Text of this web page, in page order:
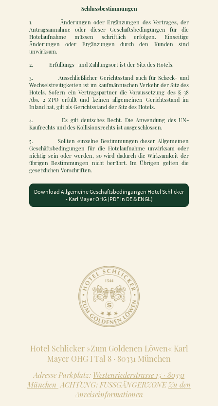
Schlussbestimmungen
1. Änderungen oder Ergänzungen des Vertrages, der
Antragsannahme oder dieser Geschäftsbedingungen für die
Hotelaufnahme müssen schriftlich erfolgen. Einseitige
Änderungen oder Ergänzungen durch den Kunden sind
unwirksam.
2. Erfüllungs- und Zahlungsort ist der Sitz des Hotels.
3. Ausschließlicher Gerichtsstand auch für Scheck- und
Wechselstreitigkeiten ist im kaufmännischen Verkehr der Sitz des
Hotels. Sofern ein Vertragspartner die Voraussetzung des § 38
Abs. 2 ZPO erfüllt und keinen allgemeinen Gerichtsstand im
Inland hat, gilt als Gerichtsstand der Sitz des Hotels.
4. Es gilt deutsches Recht. Die Anwendung des UN-
Kaufrechts und des Kollisionsrechts ist ausgeschlossen.
5. Sollten einzelne Bestimmungen dieser Allgemeinen
Geschäftsbedingungen für die Hotelaufnahme unwirksam oder
nichtig sein oder werden, so wird dadurch die Wirksamkeit der
übrigen Bestimmungen nicht berührt. Im Übrigen gelten die
gesetzlichen Vorschriften.
Download Allgemeine Geschäftsbedingungen Hotel Schlicker
- Karl Mayer OHG (PDF in DE & ENGL)
Hotel Schlicker »Zum Goldenen Löwen« Karl
Mayer OHG I Tal 8 · 80331 München
Adresse Parkplatz: Westenriederstrasse 15 · 80331
München ACHTUNG: FUSSGÄNGERZONE Zu den
Anreiseinformationen